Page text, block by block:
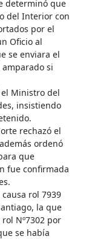
determinó que
del Interior con
por el
Oficio al
se enviara el
si
Ministro del
insistiendo
rechazó el
ordenó
que
fue confirmada
rol 7939
la que
Nº7302 por
se había